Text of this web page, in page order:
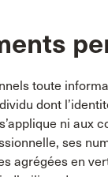
toute
dont
ni aux
ses
agrégées en